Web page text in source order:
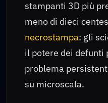
stampanti 3D più
meno di dieci
necrostampa: gli
il potere dei defunti
problema
su microscala.